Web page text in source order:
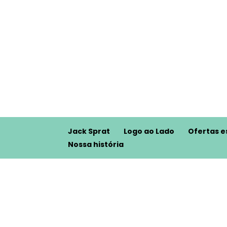
Jack Sprat Logo ao Lado Ofertas
Nossa história